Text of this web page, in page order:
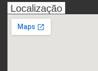
Localização